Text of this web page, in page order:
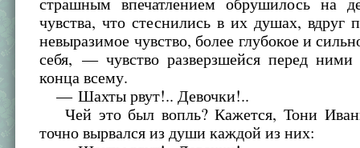
чувства, что стеснились в их душах, вдруг
невыразимое чувство, более глубокое и
себя, — чувство разверзшейся перед ними
конца всему.
— Шахты рвут!.. Девочки!..
Чей это был вопль? Кажется, Тони
точно вырвался из души каждой из них: